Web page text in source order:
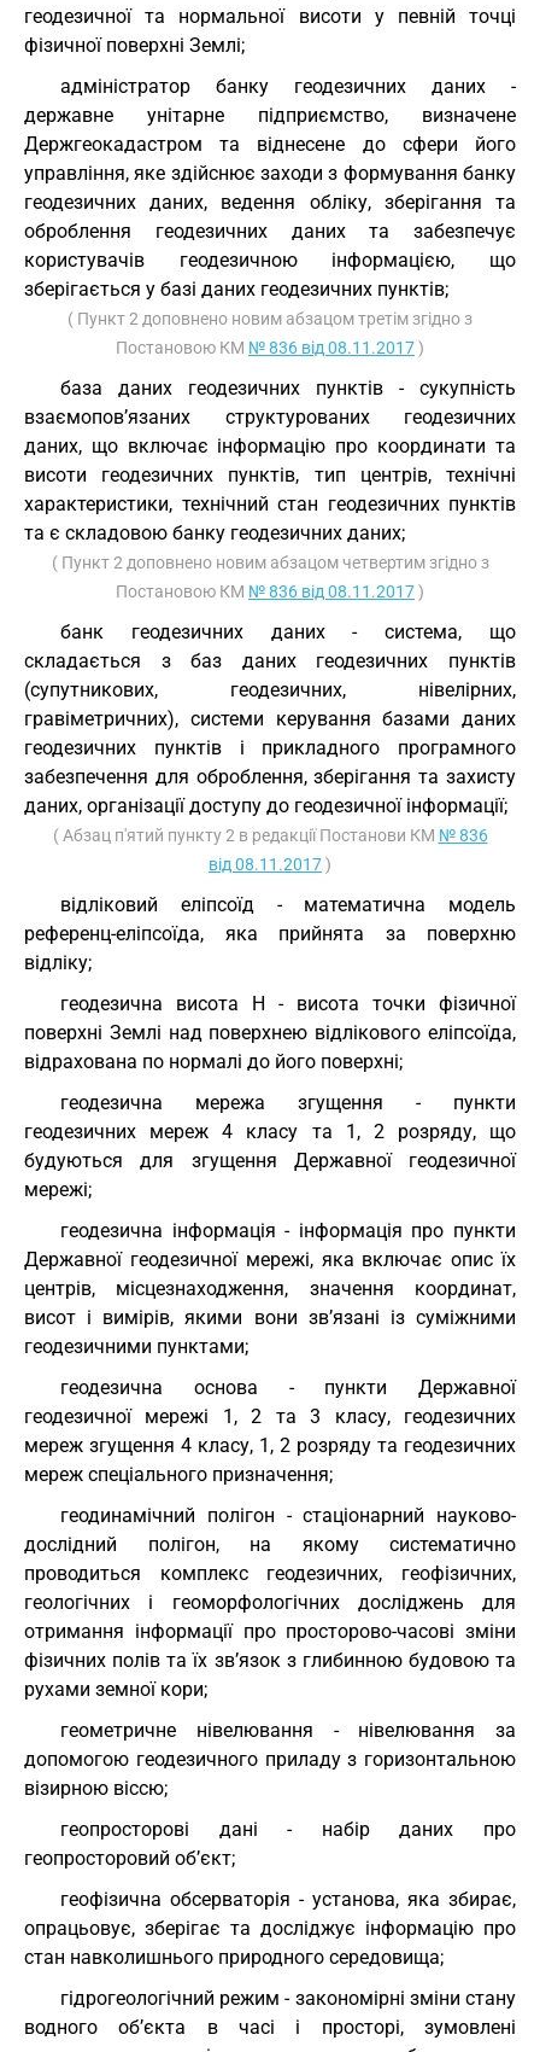
геодезичної та нормальної висоти у певній точці
фізичної поверхні Землі;
адміністратор банку геодезичних даних -
державне унітарне підприємство, визначене
Держгеокадастром та віднесене до сфери його
управління, яке здійснює заходи з формування банку
геодезичних даних, ведення обліку, зберігання та
оброблення геодезичних даних та забезпечує
користувачів геодезичною інформацією, що
зберігається у базі даних геодезичних пунктів;
( Пункт 2 доповнено новим абзацом третім згідно з
Постановою КМ № 836 від 08.11.2017)
база даних геодезичних пунктів - сукупність
взаємопов’язаних структурованих геодезичних
даних, що включає інформацію про координати та
висоти геодезичних пунктів, тип центрів, технічні
характеристики, технічний стан геодезичних пунктів
та є складовою банку геодезичних даних;
( Пункт 2 доповнено новим абзацом четвертим згідно з
Постановою КМ № 836 від 08.11.2017)
банк геодезичних даних - система, що
складається з баз даних геодезичних пунктів
(супутникових, геодезичних, нівелірних,
гравіметричних), системи керування базами даних
геодезичних пунктів і прикладного програмного
забезпечення для оброблення, зберігання та захисту
даних, організації доступу до геодезичної інформації;
( Абзац п'ятий пункту 2 в редакції Постанови КМ № 836
від 08.11.2017)
відліковий еліпсоїд - математична модель
референц-еліпсоїда, яка прийнята за поверхню
відліку;
геодезична висота Н - висота точки фізичної
поверхні Землі над поверхнею відлікового еліпсоїда,
відрахована по нормалі до його поверхні;
геодезична мережа згущення - пункти
геодезичних мереж 4 класу та 1, 2 розряду, що
будуються для згущення Державної геодезичної
мережі;
геодезична інформація - інформація про пункти
Державної геодезичної мережі, яка включає опис їх
центрів, місцезнаходження, значення координат,
висот і вимірів, якими вони зв’язані із суміжними
геодезичними пунктами;
геодезична основа - пункти Державної
геодезичної мережі 1, 2 та 3 класу, геодезичних
мереж згущення 4 класу, 1, 2 розряду та геодезичних
мереж спеціального призначення;
геодинамічний полігон - стаціонарний науково-
дослідний полігон, на якому систематично
проводиться комплекс геодезичних, геофізичних,
геологічних і геоморфологічних досліджень для
отримання інформації про просторово-часові зміни
фізичних полів та їх зв’язок з глибинною будовою та
рухами земної кори;
геометричне нівелювання - нівелювання за
допомогою геодезичного приладу з горизонтальною
візирною віссю;
геопросторові дані - набір даних про
геопросторовий об’єкт;
геофізична обсерваторія - установа, яка збирає,
опрацьовує, зберігає та досліджує інформацію про
стан навколишнього природного середовища;
гідрогеологічний режим - закономірні зміни стану
водного об’єкта в часі і просторі, зумовлені